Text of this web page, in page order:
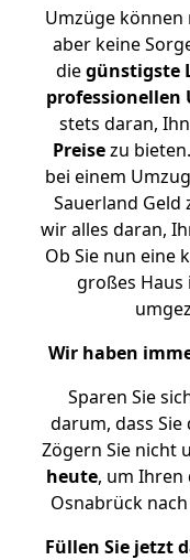
Umzüge
aber keine
diegünstigste
professionellen
stets daran,
Preisezu
bei einem
Sauerland Geld
wir alles daran,
Ob Sie nun eine
großes Haus
Wir haben
Sparen Sie
darum, dass
Zögern Sie nicht
heute, um Ihren
Osnabrück
Füllen Sie jetzt